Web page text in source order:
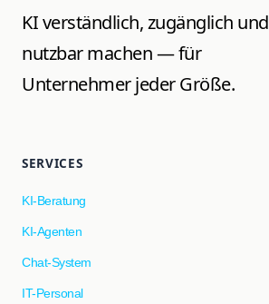
KI verständlich, zugänglich und
nutzbar machen — für
Unternehmer jeder Größe.
SERVICES
KI-Beratung
KI-Agenten
Chat-System
IT-Personal